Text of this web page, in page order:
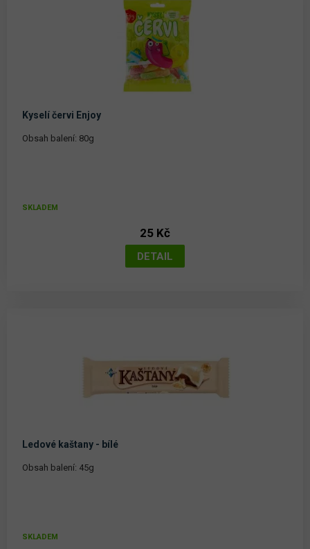
Kyselí červi Enjoy
Obsah balení: 80g
SKLADEM
25 Kč
Ledové kaštany - bílé
Obsah balení: 45g
SKLADEM